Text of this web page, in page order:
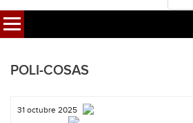
POLI-COSAS
31 octubre 2025